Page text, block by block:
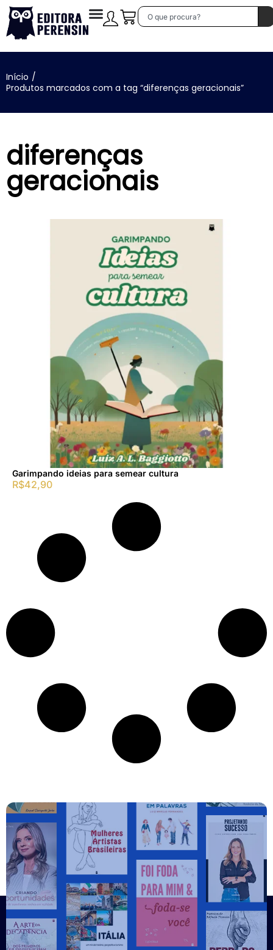
Início /
Produtos marcados com a tag “diferenças geracionais”
diferenças
geracionais
Garimpando ideias para semear cultura
R$42,90